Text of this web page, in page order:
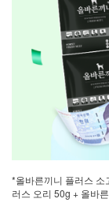
*올바른끼니 플러스
러스 오리 50g + 올바